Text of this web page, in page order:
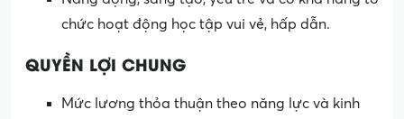
chức hoạt động học tập vui vẻ, hấp dẫn.
QUYỀN LỢI CHUNG
Mức lương thỏa thuận theo năng lực và kinh